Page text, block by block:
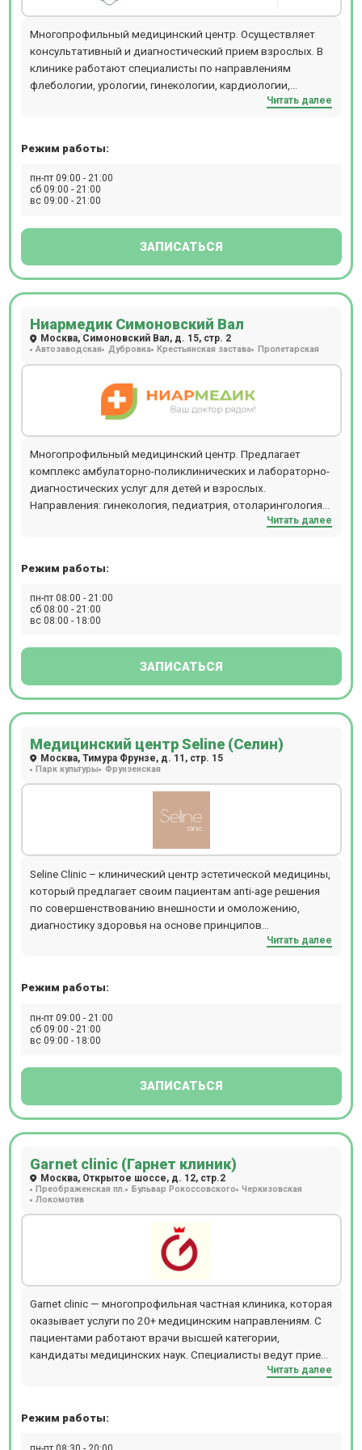
терапевтического, неврологического, онкологического
уделено эстетической медицине. В клинике работают
специалисты в области пластической хирургии,
инъекционной косметологии, уходовых и аппаратных
процедур. Кадровый состав сформирован из ведущих
специалистов сети. стационар круглосуточного
Многопрофильный медицинский центр. Осуществляет
консультативный и диагностический прием взрослых. В
клинике работают специалисты по направлениям
флебологии, урологии, гинекологии, кардиологии,
терапии, хирургии, косметологии и т.д. Прием проводится
Читать далее
Режим работы:
пн-пт 09:00 - 21:00
сб 09:00 - 21:00
вс 09:00 - 21:00
ЗАПИСАТЬСЯ
Ниармедик Симоновский Вал
Москва, Симоновский Вал, д. 15, стр. 2
Автозаводская Дубровка Крестьянская застава Пролетарская
Многопрофильный медицинский центр. Предлагает
комплекс амбулаторно-поликлинических и лабораторно-
диагностических услуг для детей и взрослых.
Направления: гинекология, педиатрия, отоларингология
(ЛОР), ультразвуковые исследования (УЗИ), неврология,
Читать далее
Режим работы:
пн-пт 08:00 - 21:00
сб 08:00 - 21:00
вс 08:00 - 18:00
ЗАПИСАТЬСЯ
Медицинский центр Seline (Селин)
Москва, Тимура Фрунзе, д. 11, стр. 15
Парк культуры Фрунзенская
Seline Clinic – клинический центр эстетической медицины,
который предлагает своим пациентам anti-age решения
по совершенствованию внешности и омоложению,
диагностику здоровья на основе принципов
превентивной медицины для поддержания ресурсов
Читать далее
Режим работы:
пн-пт 09:00 - 21:00
сб 09:00 - 21:00
вс 09:00 - 18:00
ЗАПИСАТЬСЯ
Garnet clinic (Гарнет клиник)
Москва, Открытое шоссе, д. 12, стр.2
Преображенская пл. Бульвар Рокоссовского
Черкизовская
Локомотив
Garnet clinic — многопрофильная частная клиника, которая
оказывает услуги по 20+ медицинским направлениям. С
пациентами работают врачи высшей категории,
кандидаты медицинских наук. Специалисты ведут прием
стационарно и на выезде — можно вызвать доктора на
эндокринологи, проктологи. Есть стоматологическое
Читать далее
Режим работы: